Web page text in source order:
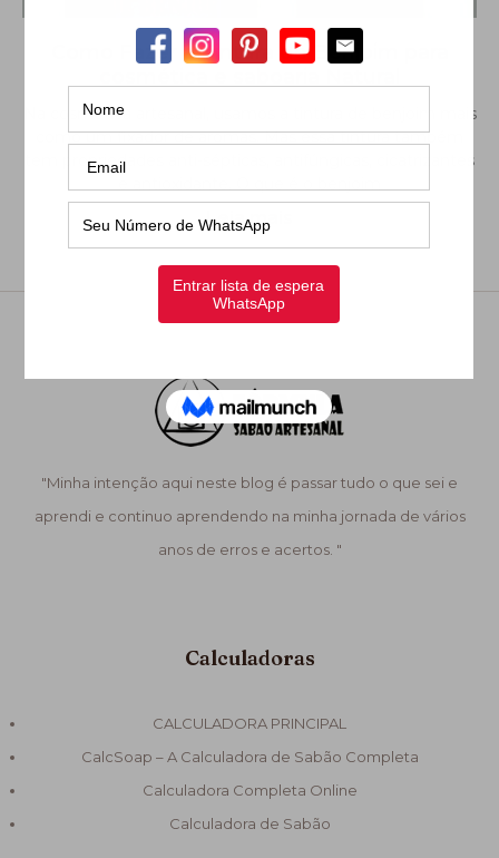
Como Fazer a Tintura de Benjoim para
Na cosmética artesanal, usamos a tintura de benjoim mais
como um fixador de aromas. Mas essa tintura também
tem propriedades anti-sépticas, antifúngicas, cicatrizantes
Leia mais
"Minha intenção aqui neste blog é passar tudo o que sei e
aprendi e continuo aprendendo na minha jornada de vários
anos de erros e acertos. "
Calculadoras
CALCULADORA PRINCIPAL
CalcSoap – A Calculadora de Sabão Completa
Calculadora Completa Online
Calculadora de Sabão